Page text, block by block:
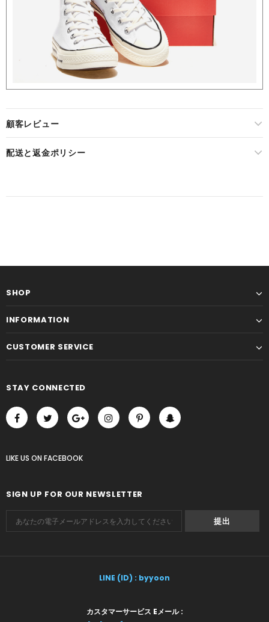
顧客レビュー
配送と返金ポリシー
SHOP
INFORMATION
CUSTOMER SERVICE
STAY CONNECTED
LIKE US ON FACEBOOK
SIGN UP FOR OUR NEWSLETTER
LINE (ID) : byyoon
カスタマーサービス Eメール :